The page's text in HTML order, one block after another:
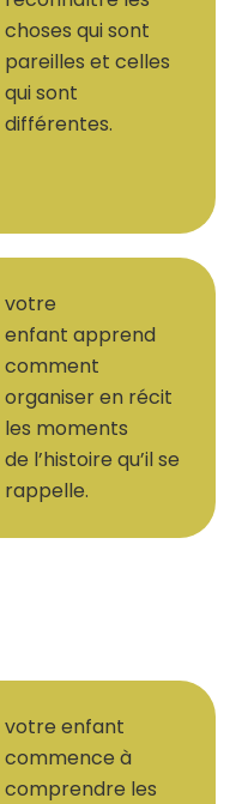
choses qui sont
pareilles et celles
qui sont
différentes.
votre
enfant apprend
comment
organiseren récit
les moments
de l’histoire qu’ilse
rappelle.
votre enfant
commence à
comprendre les